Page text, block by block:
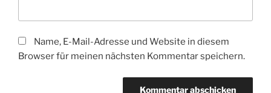
Name, E-Mail-Adresse und Website in diesem
Browser für meinen nächsten Kommentar speichern.